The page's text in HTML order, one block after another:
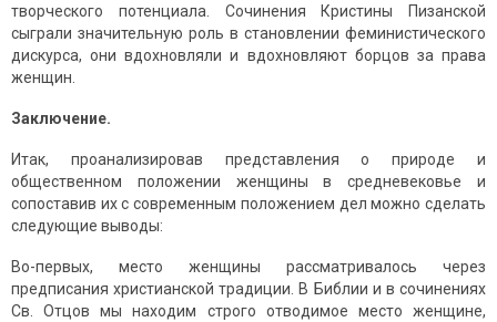
творческого потенциала. Сочинения Кристины Пизанской
сыграли значительную роль в становлении феминистического
дискурса, они вдохновляли и вдохновляют борцов за права
женщин.
Заключение.
Итак, проанализировав представления о природе и
общественном положении женщины в средневековье и
сопоставив их с современным положением дел можно сделать
следующие выводы:
Во-первых, место женщины рассматривалось через
предписания христианской традиции. В Библии и в сочинениях
Св. Отцов мы находим строго отводимое место женщине,